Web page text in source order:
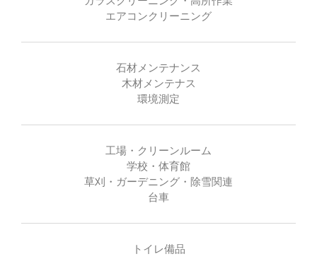
エアコンクリーニング
石材メンテナンス
木材メンテナス
環境測定
工場・クリーンルーム
学校・体育館
草刈・ガーデニング・除雪関連
台車
トイレ備品